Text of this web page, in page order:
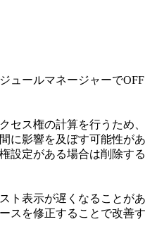
ュールマネージャーでOFF
セス権の計算を行うため、
に影響を及ぼす可能性があ
設定がある場合は削除する
ト表示が遅くなることがあ
スを修正することで改善す